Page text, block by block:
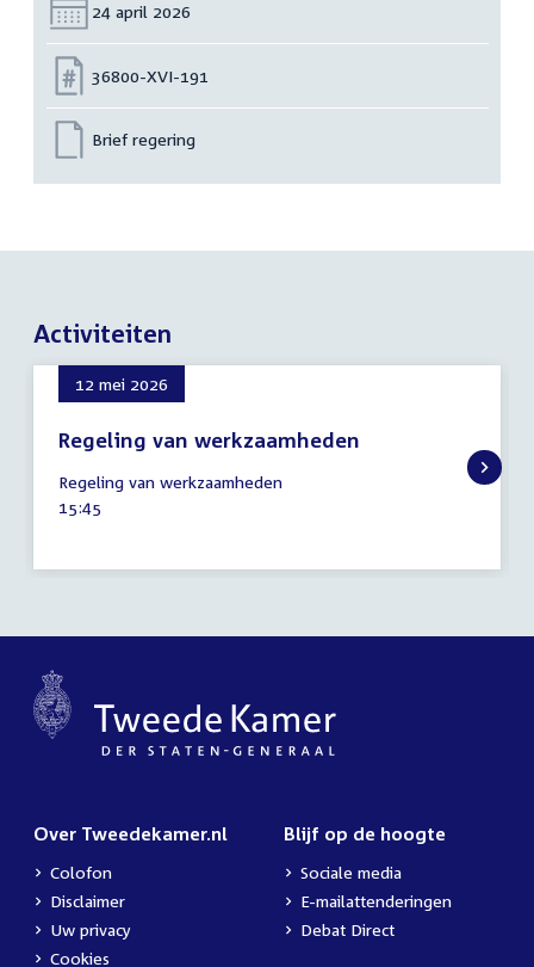
Datum:
24 april 2026
Nummer:
36800-XVI-191
Brief regering
Activiteiten
12 mei 2026
Regeling van werkzaamheden
mei
2026
Regeling van werkzaamheden
Tijd
15:45
Over Tweedekamer.nl
Colofon
Disclaimer
Uw privacy
Cookies
Blijf op de hoogte
Sociale media
E-mailattenderingen
Debat Direct